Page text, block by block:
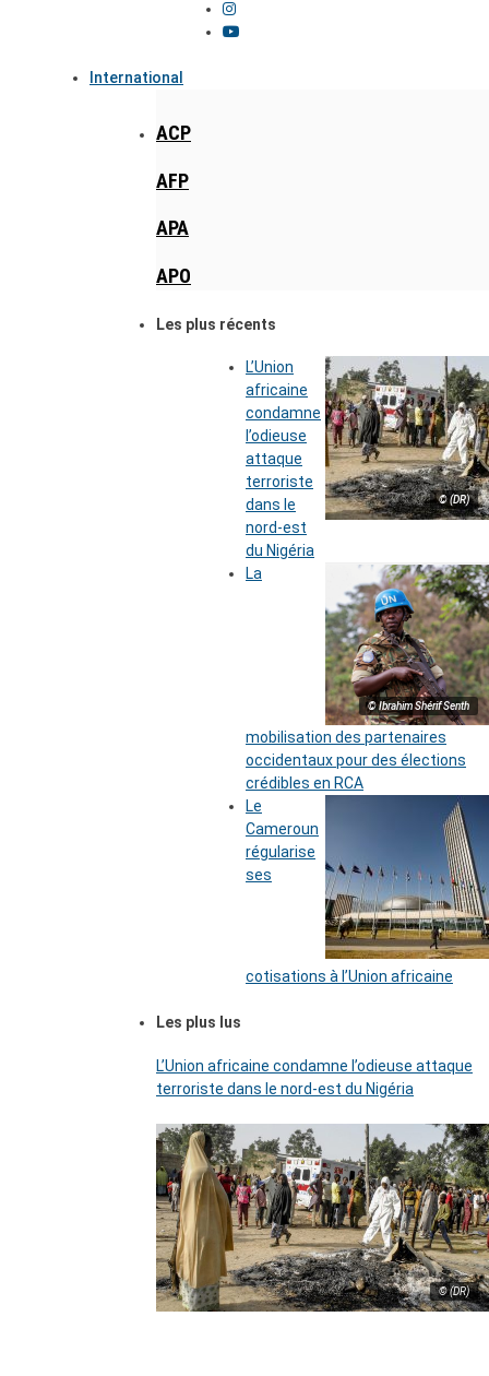
International
ACP
AFP
APA
APO
Les plus récents
© (DR)
L’Union
africaine
condamne
l’odieuse
attaque
terroriste
dans le
nord-est
du Nigéria
© Ibrahim Shérif Senth
La
mobilisation des partenaires
occidentaux pour des élections
crédibles en RCA
Le
Cameroun
régularise
ses
cotisations à l’Union africaine
Les plus lus
L’Union africaine condamne l’odieuse attaque
terroriste dans le nord-est du Nigéria
© (DR)